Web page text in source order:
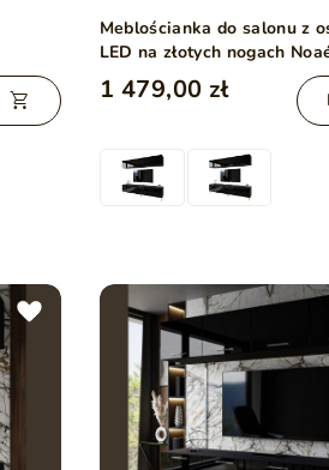
Meblościanka do salonu z
LED na złotych nogach
połysk
1 479,00 zł